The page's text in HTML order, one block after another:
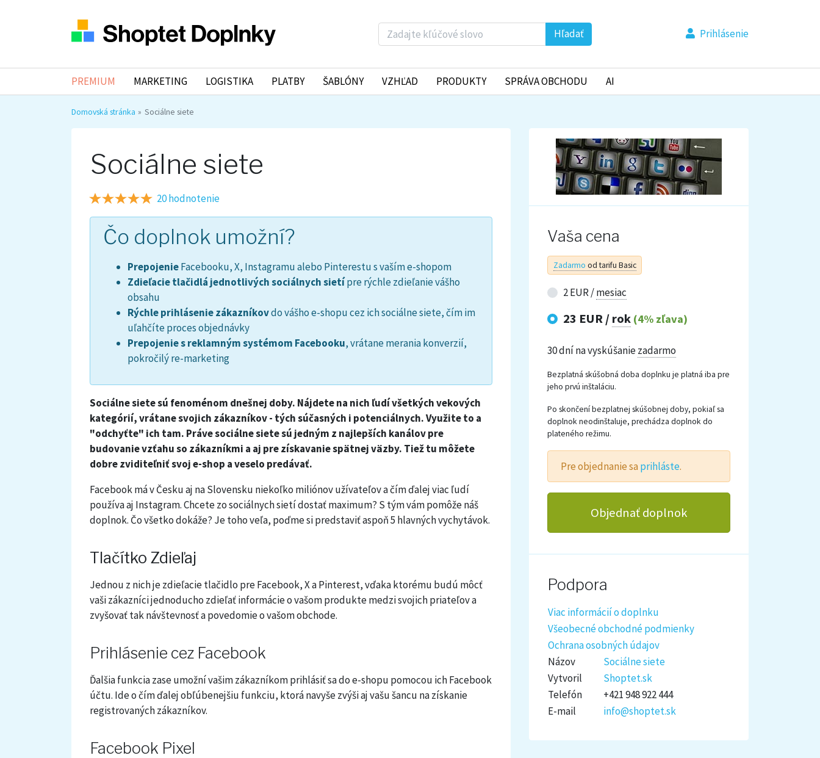
Hľadať Prihlásenie
PREMIUM MARKETING LOGISTIKA PLATBY ŠABLÓNY VZHĽAD PRODUKTY SPRÁVA OBCHODU AI
Domovská stránka Sociálne siete
Sociálne siete
20 hodnotenie
Čo doplnok umožní?
PrepojenieFacebooku, X, Instagramu alebo Pinterestu s vaším e-shopom
Zdieľacie tlačidlá jednotlivých sociálnych sietípre rýchle zdieľanie vášho
obsahu
Rýchle prihlásenie zákazníkovdo vášho e-shopu cez ich sociálne siete, čím im
uľahčíte proces objednávky
Prepojenie s reklamným systémom Facebooku, vrátane merania konverzií,
pokročilý re-marketing
Sociálne siete sú fenoménom dnešnej doby. Nájdete na nich ľudí všetkých vekových
kategórií, vrátane svojich zákazníkov - tých súčasných i potenciálnych. Využite to a
"odchyťte" ich tam. Práve sociálne siete sú jedným z najlepších kanálov pre
budovanie vzťahu so zákazníkmi a aj pre získavanie spätnej väzby. Tiež tu môžete
dobre zviditeľniť svoj e-shop a veselo predávať.
Facebook má vČesku aj na Slovensku niekoľko miliónovužívateľov a čím ďalej viac ľudí
používa aj Instagram. Chcete zo sociálnych sietí dostať maximum? S tým vám pomôže náš
doplnok. Čo všetko dokáže? Je toho veľa, poďme si predstaviť aspoň 5 hlavných vychytávok.
Tlačítko Zdieľaj
Jednou z nich je zdieľacie tlačidlo pre Facebook, X a Pinterest, vďaka ktorému budú môcť
vaši zákazníci jednoducho zdieľať informácie o vašom produkte medzi svojich priateľov a
zvyšovať tak návštevnosť a povedomie o vašom obchode.
Prihlásenie cez Facebook
Ďalšia funkcia zase umožní vašim zákazníkom prihlásiť sa do e-shopu pomocou ich Facebook
účtu. Ide o čím ďalej obľúbenejšiu funkciu, ktorá navyše zvýši aj vašu šancu na získanie
registrovaných zákazníkov.
Facebook Pixel
Vaša cena
Zadarmo od tarifu Basic
2 EUR /mesiac
23 EUR /rok(4% zľava)
30 dní na vyskúšaniezadarmo
Bezplatná skúšobná doba doplnku je platná iba pre
jeho prvú inštaláciu.
Po skončení bezplatnej skúšobnej doby, pokiaľ sa
doplnok neodinštaluje, prechádza doplnok do
plateného režimu.
Pre objednanie sa prihláste.
Objednať doplnok
Podpora
Viac informácií o doplnku
Všeobecné obchodné podmienky
Ochrana osobných údajov
Názov
Sociálne siete
Vytvoril
Shoptet.sk
Telefón
+421 948 922 444
E-mail
info@shoptet.sk